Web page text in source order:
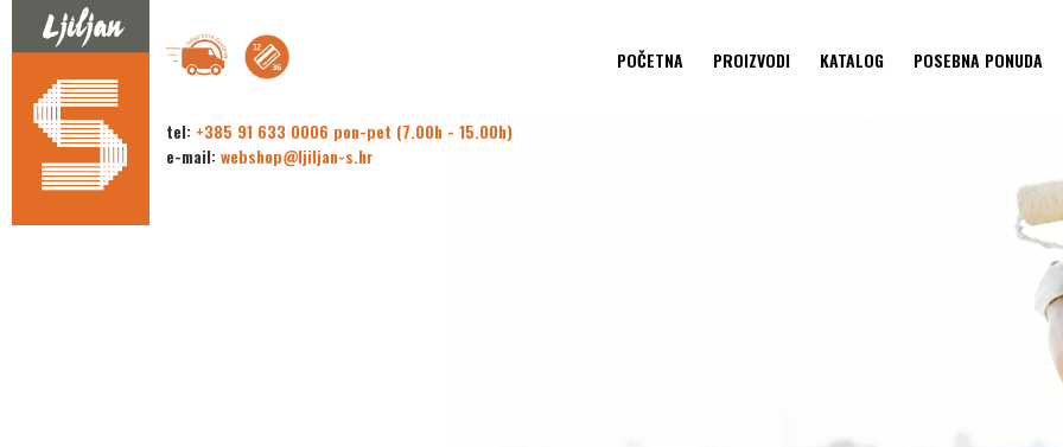
tel: +385 91 633 0006 pon-pet (7.00h - 15.00h)
e-mail: webshop@ljiljan-s.hr
POČETNA PROIZVODI KATALOG POSEBNA PONUDA